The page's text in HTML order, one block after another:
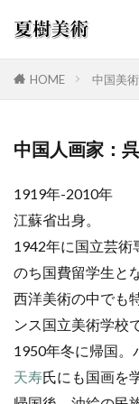
HOME 中国美
中国人画家：
1919年-2010年
江蘇省出身。
1942年に国立芸術
のち国費留学生と
西洋美術の中でも
ンス国立美術学校
1950年冬に帰国。
天寿氏にも国画を
カテゴリー